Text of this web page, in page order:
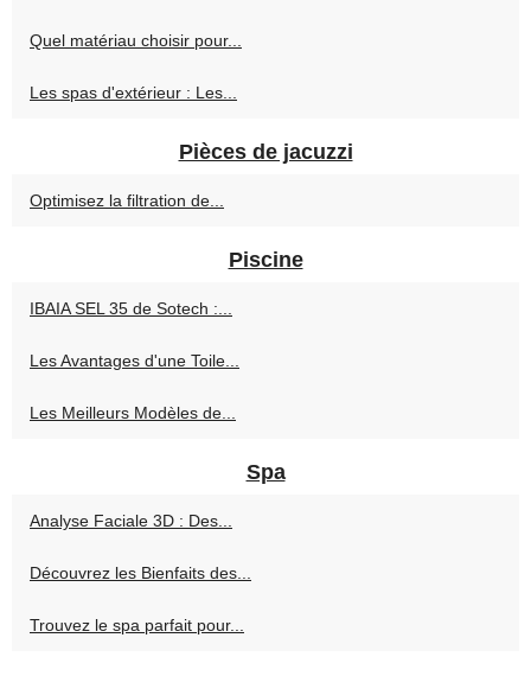
Quel matériau choisir pour...
Les spas d'extérieur : Les...
Pièces de jacuzzi
Optimisez la filtration de...
Piscine
IBAIA SEL 35 de Sotech :...
Les Avantages d'une Toile...
Les Meilleurs Modèles de...
Spa
Analyse Faciale 3D : Des...
Découvrez les Bienfaits des...
Trouvez le spa parfait pour...